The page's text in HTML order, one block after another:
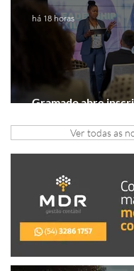
Gramado abre
há 18 horas
Ver todas as